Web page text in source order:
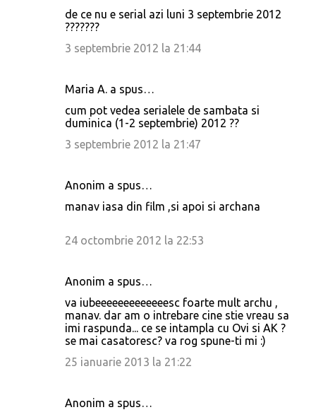
de ce nu e serial azi luni 3 septembrie 2012
???????
3 septembrie 2012 la 21:44
Maria A. a spus…
cum pot vedea serialele de sambata si
duminica (1-2 septembrie) 2012 ??
3 septembrie 2012 la 21:47
Anonim a spus…
manav iasa din film ,si apoi si archana
24 octombrie 2012 la 22:53
Anonim a spus…
va iubeeeeeeeeeeeeesc foarte mult archu ,
manav. dar am o intrebare cine stie vreau sa
imi raspunda... ce se intampla cu Ovi si AK ?
se mai casatoresc? va rog spune-ti mi :)
25 ianuarie 2013 la 21:22
Anonim a spus…